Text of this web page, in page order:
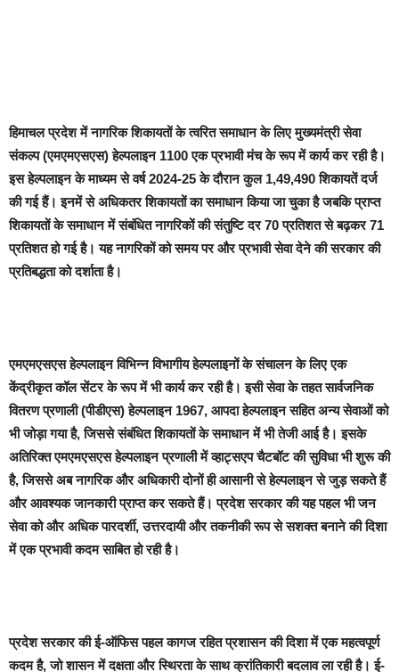
हिमाचल प्रदेश में नागरिक शिकायतों के त्वरित समाधान के लिए मुख्यमंत्री सेवा
संकल्प (एमएमएसएस) हेल्पलाइन 1100 एक प्रभावी मंच के रूप में कार्य कर रही है।
इस हेल्पलाइन के माध्यम से वर्ष 2024-25 के दौरान कुल 1,49,490 शिकायतें दर्ज
की गई हैं। इनमें से अधिकतर शिकायतों का समाधान किया जा चुका है जबकि प्राप्त
शिकायतों के समाधान में संबंधित नागरिकों की संतुष्टि दर 70 प्रतिशत से बढ़कर 71
प्रतिशत हो गई है। यह नागरिकों को समय पर और प्रभावी सेवा देने की सरकार की
प्रतिबद्धता को दर्शाता है।
एमएमएसएस हेल्पलाइन विभिन्न विभागीय हेल्पलाइनों के संचालन के लिए एक
केंद्रीकृत कॉल सेंटर के रूप में भी कार्य कर रही है। इसी सेवा के तहत सार्वजनिक
वितरण प्रणाली (पीडीएस) हेल्पलाइन 1967, आपदा हेल्पलाइन सहित अन्य सेवाओं को
भी जोड़ा गया है, जिससे संबंधित शिकायतों के समाधान में भी तेजी आई है। इसके
अतिरिक्त एमएमएसएस हेल्पलाइन प्रणाली में व्हाट्सएप चैटबॉट की सुविधा भी शुरू की
है, जिससे अब नागरिक और अधिकारी दोनों ही आसानी से हेल्पलाइन से जुड़ सकते हैं
और आवश्यक जानकारी प्राप्त कर सकते हैं। प्रदेश सरकार की यह पहल भी जन
सेवा को और अधिक पारदर्शी, उत्तरदायी और तकनीकी रूप से सशक्त बनाने की दिशा
में एक प्रभावी कदम साबित हो रही है।
प्रदेश सरकार की ई-ऑफिस पहल कागज रहित प्रशासन की दिशा में एक महत्वपूर्ण
कदम है, जो शासन में दक्षता और स्थिरता के साथ क्रांतिकारी बदलाव ला रही है। ई-